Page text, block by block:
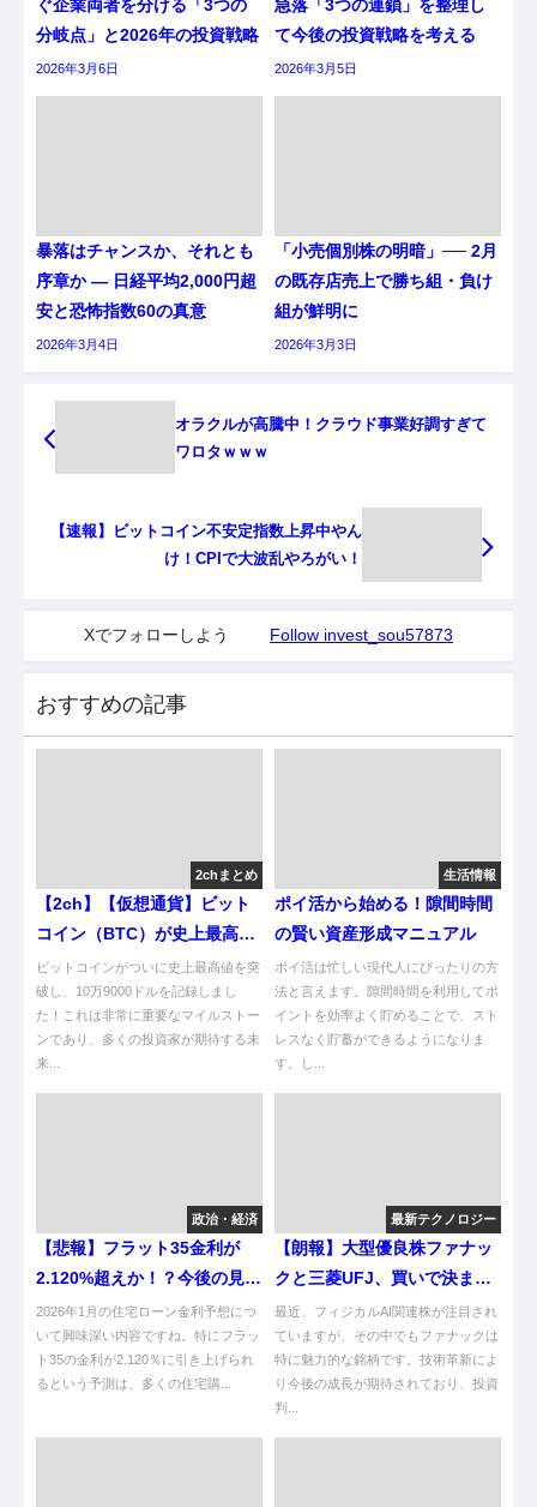
ぐ企業両者を分ける「3つの
分岐点」と2026年の投資戦略
2026年3月6日
急落「3つの連鎖」を整理し
て今後の投資戦略を考える
2026年3月5日
暴落はチャンスか、それとも
序章か ― 日経平均2,000円超
安と恐怖指数60の真意
2026年3月4日
「小売個別株の明暗」── 2月
の既存店売上で勝ち組・負け
組が鮮明に
2026年3月3日
オラクルが高騰中！クラウド事業好調すぎて
ワロタｗｗｗ
【速報】ビットコイン不安定指数上昇中やん
け！CPIで大波乱やろがい！
Xでフォローしよう Follow invest_sou57873
おすすめの記事
2chまとめ
【2ch】【仮想通貨】ビット
コイン（BTC）が史上最高値
10万9000ドル突破、対円では
1700万円超 [シャチ★]
ビットコインがついに史上最高値を突
破し、10万9000ドルを記録しまし
た！これは非常に重要なマイルストー
ンであり、多くの投資家が期待する未
来...
生活情報
ポイ活から始める！隙間時間
の賢い資産形成マニュアル
ポイ活は忙しい現代人にぴったりの方
法と言えます。隙間時間を利用してポ
イントを効率よく貯めることで、スト
レスなく貯蓄ができるようになりま
す。し...
政治・経済
【悲報】フラット35金利が
2.120%超えか！？今後の見通
しはどうなるんや！
2026年1月の住宅ローン金利予想につ
いて興味深い内容ですね。特にフラッ
ト35の金利が2.120％に引き上げられ
るという予測は、多くの住宅購...
最新テクノロジー
【朗報】大型優良株ファナッ
クと三菱UFJ、買いで決まり
やんけ！
最近、フィジカルAI関連株が注目され
ていますが、その中でもファナックは
特に魅力的な銘柄です。技術革新によ
り今後の成長が期待されており、投資
判...